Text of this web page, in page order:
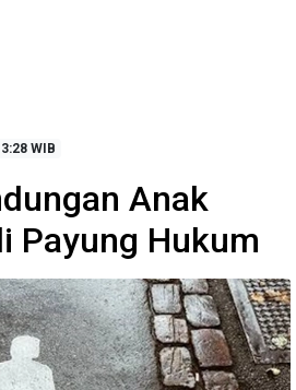
WIB
Anak
Payung Hukum